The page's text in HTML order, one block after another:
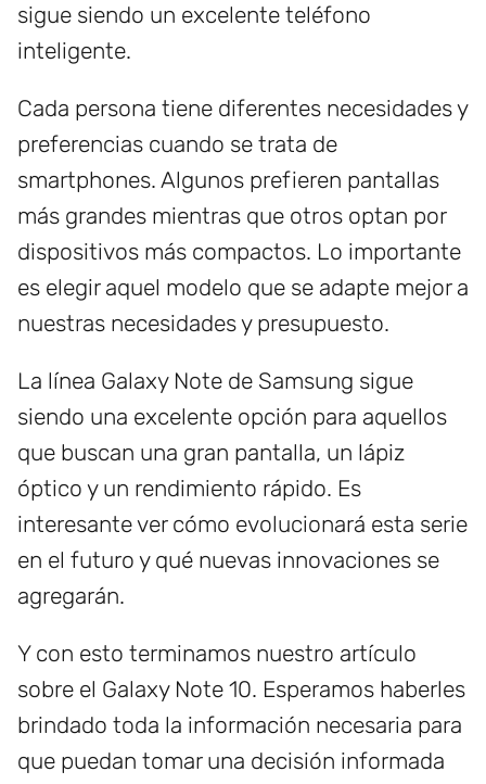
sigue siendo un excelente teléfono
inteligente.
Cada persona tiene diferentes necesidades y
preferencias cuando se trata de
smartphones. Algunos prefieren pantallas
más grandes mientras que otros optan por
dispositivos más compactos. Lo importante
es elegir aquel modelo que se adapte mejor a
nuestras necesidades y presupuesto.
La línea Galaxy Note de Samsung sigue
siendo una excelente opción para aquellos
que buscan una gran pantalla, un lápiz
óptico y un rendimiento rápido. Es
interesante ver cómo evolucionará esta serie
en el futuro y qué nuevas innovaciones se
agregarán.
Y con esto terminamos nuestro artículo
sobre el Galaxy Note 10. Esperamos haberles
brindado toda la información necesaria para
que puedan tomar una decisión informada